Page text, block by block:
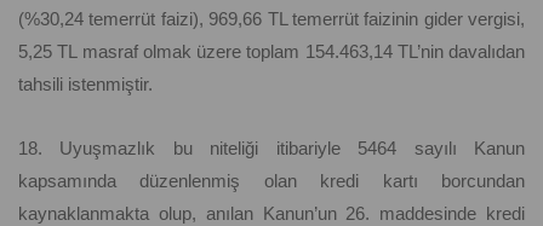
(%30,24 temerrüt faizi), 969,66 TL temerrüt faizinin gider vergisi,
5,25 TL masraf olmak üzere toplam 154.463,14 TL’nin davalıdan
tahsili istenmiştir.
18. Uyuşmazlık bu niteliği itibariyle 5464 sayılı Kanun
kapsamında düzenlenmiş olan kredi kartı borcundan
kaynaklanmakta olup, anılan Kanun’un 26. maddesinde kredi